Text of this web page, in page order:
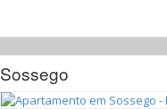
Sossego